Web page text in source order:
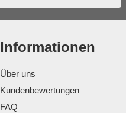
Informationen
Über uns
Kundenbewertungen
FAQ